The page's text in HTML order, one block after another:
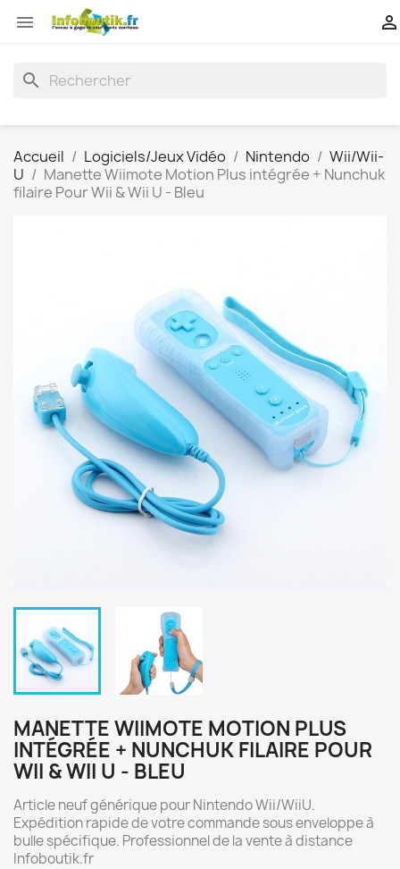
 
search
Accueil Logiciels/Jeux Vidéo Nintendo
Wii/Wii-
U
Manette Wiimote Motion Plus intégrée + Nunchuk
filaire Pour Wii & Wii U - Bleu
MANETTE WIIMOTE MOTION PLUS
INTÉGRÉE + NUNCHUK FILAIRE POUR
WII & WII U - BLEU
Article neuf générique pour Nintendo Wii/WiiU.
Expédition rapide de votre commande sous enveloppe à
bulle spécifique. Professionnel de la vente à distance
Infoboutik.fr